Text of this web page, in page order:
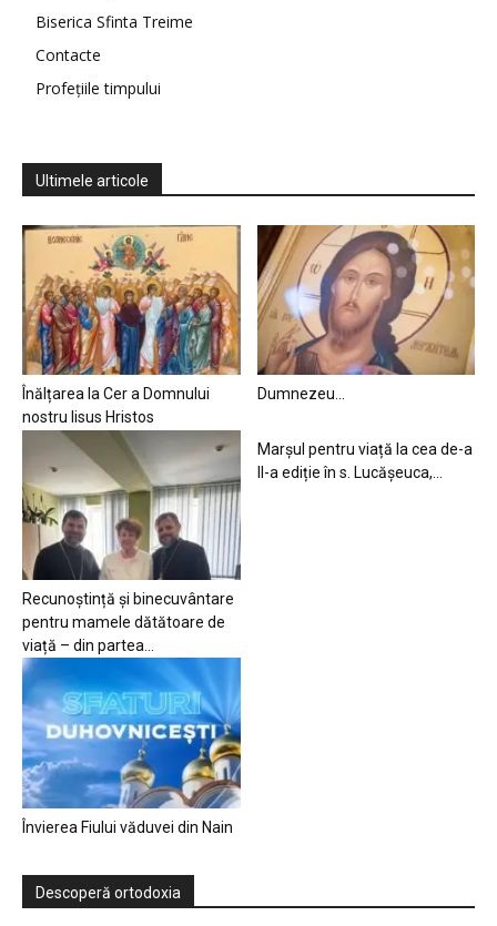
Biserica Sfinta Treime
Contacte
Profețiile timpului
Ultimele articole
Înălțarea la Cer a Domnului
nostru Iisus Hristos
Dumnezeu…
Recunoștință și binecuvântare
pentru mamele dătătoare de
viață – din partea...
Marșul pentru viață la cea de-a
II-a ediție în s. Lucășeuca,...
Învierea Fiului văduvei din Nain
Descoperă ortodoxia